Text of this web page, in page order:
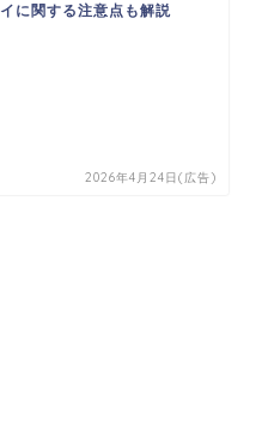
イに関する注意点も解説
2026年4月24日(広告)